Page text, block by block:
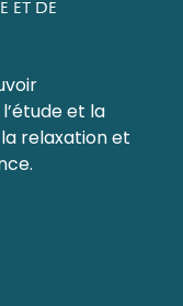
ET DE
et la
relaxation et